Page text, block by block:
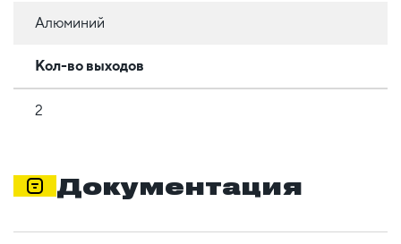
Алюминий
Кол-во выходов
2
Документация